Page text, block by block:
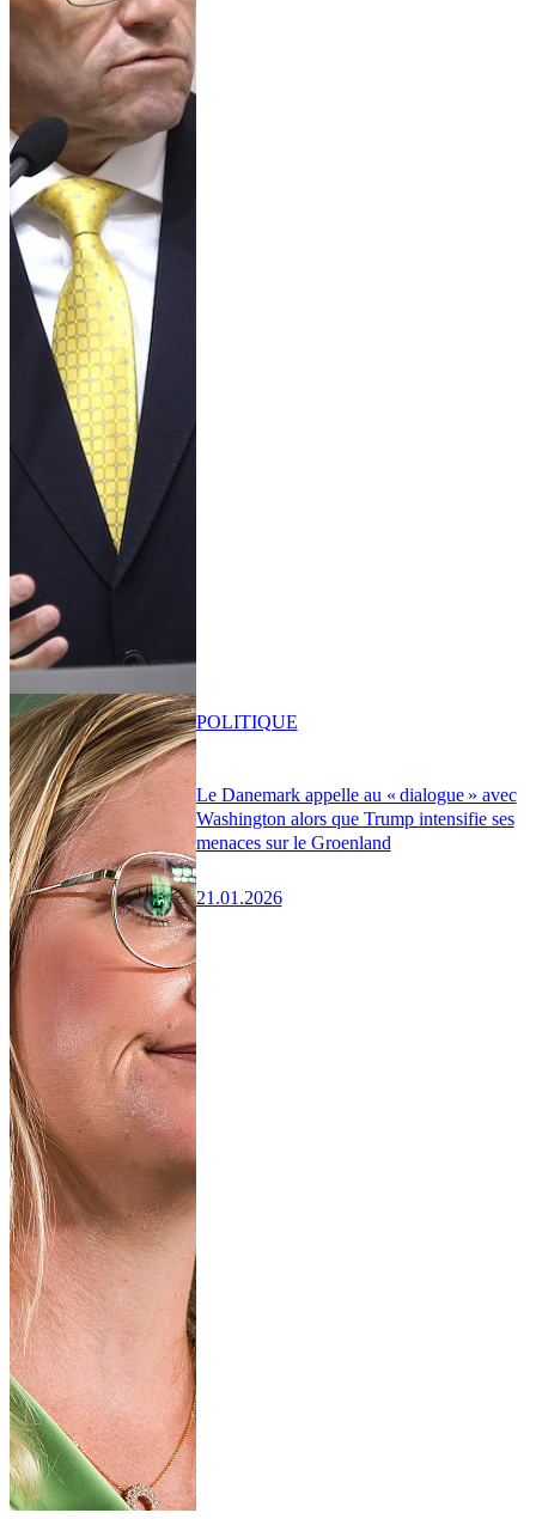
Le Danemark appelle au « dialogue » avec
Washington alors que Trump intensifie ses
menaces sur le Groenland
21.01.2026
POLITIQUE